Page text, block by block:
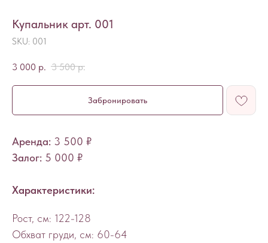
Купальник арт. 001
SKU: 001
3 000 р. 3 500 р.
Забронировать
Аренда: 3 500 ₽
Залог: 5 000 ₽
Характеристики:
Рост, см: 122-128
Обхват груди, см: 60-64